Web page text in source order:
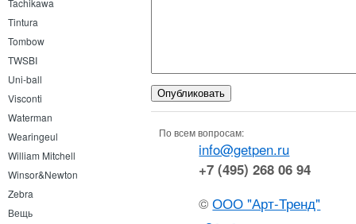
Tachikawa
Tintura
Tombow
TWSBI
Uni-ball
Visconti
Waterman
Wearingeul
William Mitchell
Winsor&Newton
Zebra
Вещь
По всем вопросам:
info@getpen.ru
+7 (495) 268 06 94
©ООО "Арт-Тренд"